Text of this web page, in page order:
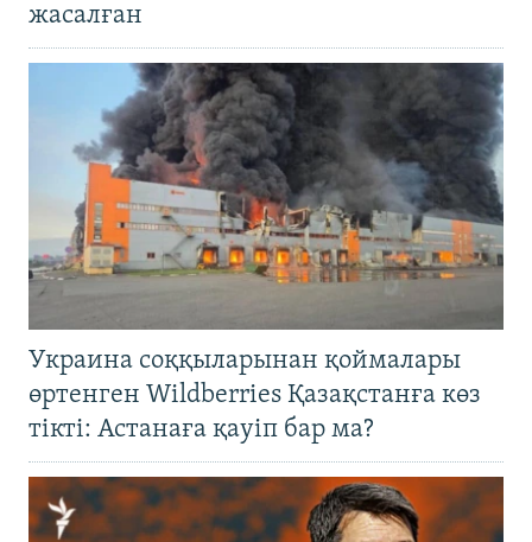
жасалған
Украина соққыларынан қоймалары
өртенген Wildberries Қазақстанға көз
тікті: Астанаға қауіп бар ма?